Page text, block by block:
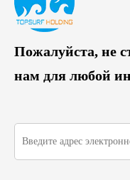
Пожалуйста, не
нам для любой